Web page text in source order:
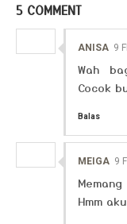
5 COMMENT
ANISA 9
Wah
Cocok
Balas
MEIGA 9
Hmm